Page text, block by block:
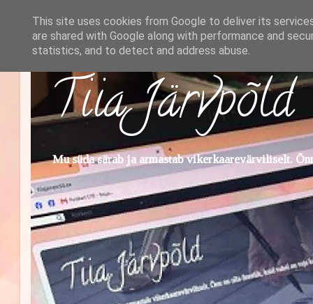
Tiia Järvpõld
Mu süda särab ja armastab vikerkaarevärviliselt.
This site uses cookies from Google to deliver its
are shared with Google along with performance and
statistics, and to detect and address abuse.